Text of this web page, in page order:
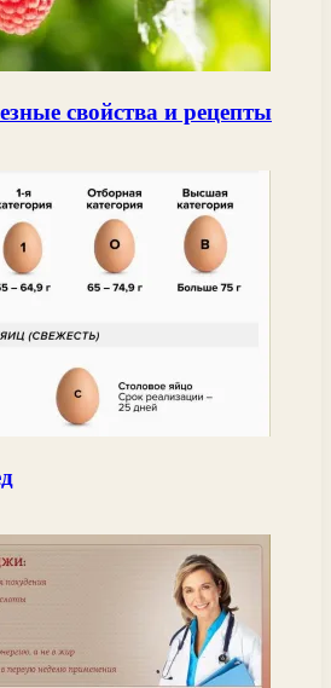
свойства и рецепты